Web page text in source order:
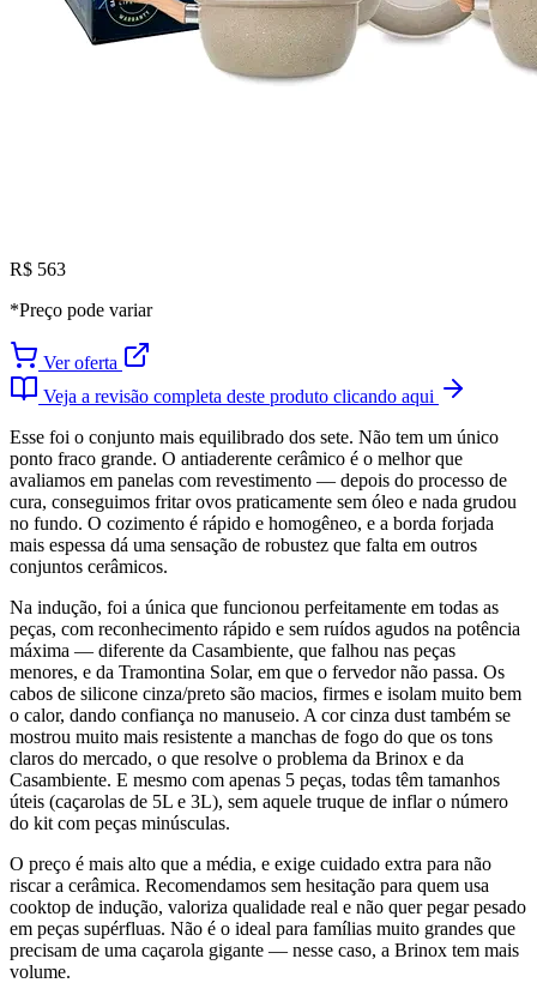
R$ 563
*Preço pode variar
Ver oferta
Veja a revisão completa deste produto clicando aqui
Esse foi o conjunto mais equilibrado dos sete. Não tem um único
ponto fraco grande. O antiaderente cerâmico é o melhor que
avaliamos em panelas com revestimento — depois do processo de
cura, conseguimos fritar ovos praticamente sem óleo e nada grudou
no fundo. O cozimento é rápido e homogêneo, e a borda forjada
mais espessa dá uma sensação de robustez que falta em outros
conjuntos cerâmicos.
Na indução, foi a única que funcionou perfeitamente em todas as
peças, com reconhecimento rápido e sem ruídos agudos na potência
máxima — diferente da Casambiente, que falhou nas peças
menores, e da Tramontina Solar, em que o fervedor não passa. Os
cabos de silicone cinza/preto são macios, firmes e isolam muito bem
o calor, dando confiança no manuseio. A cor cinza dust também se
mostrou muito mais resistente a manchas de fogo do que os tons
claros do mercado, o que resolve o problema da Brinox e da
Casambiente. E mesmo com apenas 5 peças, todas têm tamanhos
úteis (caçarolas de 5L e 3L), sem aquele truque de inflar o número
do kit com peças minúsculas.
O preço é mais alto que a média, e exige cuidado extra para não
riscar a cerâmica. Recomendamos sem hesitação para quem usa
cooktop de indução, valoriza qualidade real e não quer pegar pesado
em peças supérfluas. Não é o ideal para famílias muito grandes que
precisam de uma caçarola gigante — nesse caso, a Brinox tem mais
volume.